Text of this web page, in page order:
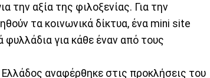
την αξία της φιλοξενίας. Για την
τα κοινωνικά δίκτυα, ένα mini site
φυλλάδια για κάθε έναν από τους
αναφέρθηκε στις προκλήσεις του